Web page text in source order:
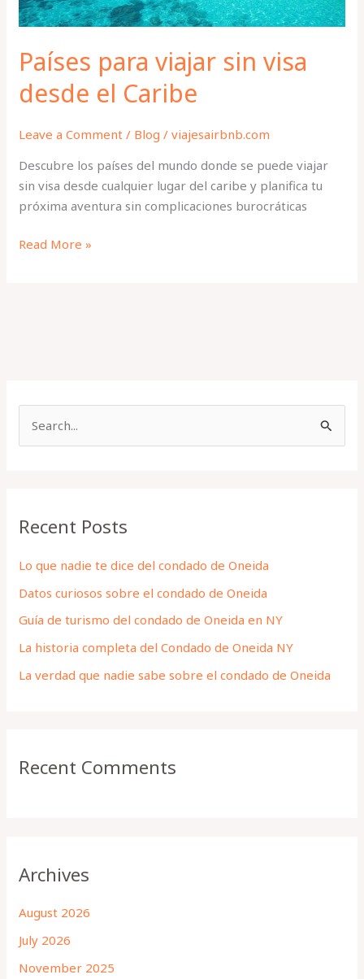
Países para viajar sin visa
desde el Caribe
Leave a Comment / Blog /viajesairbnb.com
Descubre los países del mundo donde se puede viajar
sin visa desde cualquier lugar del caribe y planifica tu
próxima aventura sin complicaciones burocráticas
Read More »
c
f
o
r
:
Recent Posts
Lo que nadie te dice del condado de Oneida
Datos curiosos sobre el condado de Oneida
Guía de turismo del condado de Oneida en NY
La historia completa del Condado de Oneida NY
La verdad que nadie sabe sobre el condado de Oneida
Recent Comments
Archives
August 2026
July 2026
November 2025